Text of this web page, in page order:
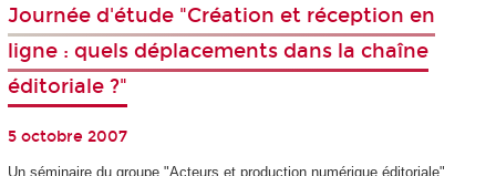
Journée d'étude "Création et réception en
ligne : quels déplacements dans la chaîne
éditoriale ?"
5 octobre 2007
Un séminaire du groupe "Acteurs et production numérique éditoriale"